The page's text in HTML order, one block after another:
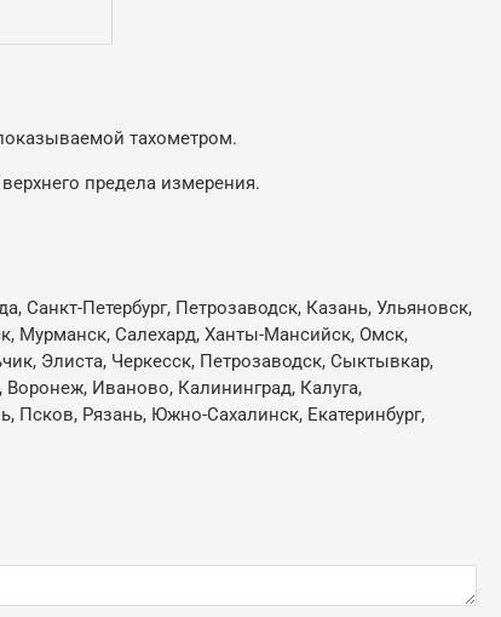
тахометром.
предела измерения.
Санкт-Петербург, Петрозаводск, Казань, Ульяновск,
Мурманск, Салехард, Ханты-Мансийск, Омск,
Элиста, Черкесск, Петрозаводск, Сыктывкар,
Иваново, Калининград, Калуга,
Псков, Рязань, Южно-Сахалинск, Екатеринбург,